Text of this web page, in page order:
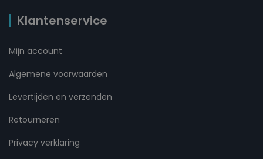
Klantenservice
Mijn account
Algemene voorwaarden
Levertijden en verzenden
Retourneren
Privacy verklaring